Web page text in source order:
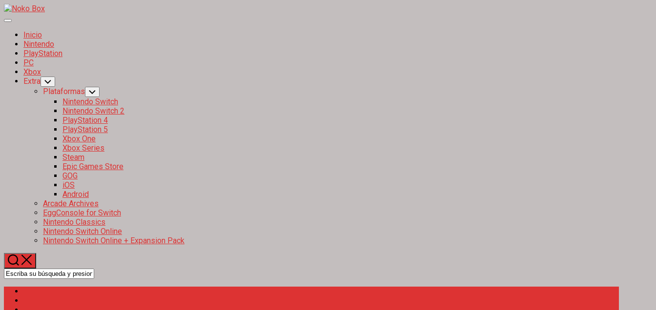
Skip
to
Expand
Inicio
Nintendo
Current
Page
Parent
PlayStation
Current
Page
Parent
PC
Xbox
Extra Toggle
Child
Menu
Plataformas Toggle
Child
Menu
Nintendo Switch
Nintendo Switch 2
PlayStation 4
PlayStation 5
Xbox One
Xbox Series
Steam
Epic Games Store
GOG
iOS
Android
Arcade Archives
EggConsole for Switch
Nintendo Classics
Nintendo Switch Online
Nintendo Switch Online + Expansion Pack